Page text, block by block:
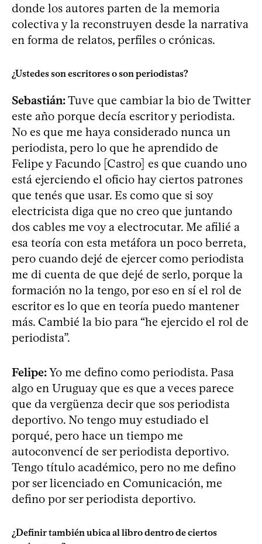
donde los autores parten de la memoria
colectiva y la reconstruyen desde la narrativa
en forma de relatos, perfiles o crónicas.
¿Ustedes son escritores o son periodistas?
Sebastián:Tuve que cambiar la bio de Twitter
este año porque decía escritor y periodista.
No es que me haya considerado nunca un
periodista, pero lo que he aprendido de
Felipe y Facundo [Castro] es que cuando uno
está ejerciendo el oficio hay ciertos patrones
que tenés que usar. Es como que si soy
electricista diga que no creo que juntando
dos cables me voy a electrocutar. Me afilié a
esa teoría con esta metáfora un poco berreta,
pero cuando dejé de ejercer como periodista
me di cuenta de que dejé de serlo, porque la
formación no la tengo, por eso en sí el rol de
escritor es lo que en teoría puedo mantener
más. Cambié la bio para “he ejercido el rol de
periodista”.
Felipe:Yo me defino como periodista. Pasa
algo en Uruguay que es que a veces parece
que da vergüenza decir que sos periodista
deportivo. No tengo muy estudiado el
porqué, pero hace un tiempo me
autoconvencí de ser periodista deportivo.
Tengo título académico, pero no me defino
por ser licenciado en Comunicación, me
defino por ser periodista deportivo.
¿Definir también ubica al libro dentro de ciertos